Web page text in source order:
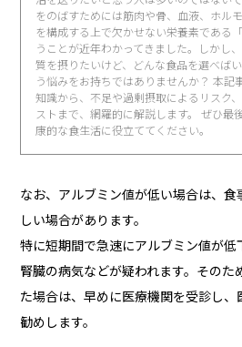
をのばすためには筋肉や骨、血液、ホル
を構成する上で欠かせない栄養素である
うことが近年わかってきました。しかし
質を摂りたいけど、どんな食品を選べば
う悩みをお持ちではありませんか？ 本記
知識から、不足や過剰摂取によるリスク
ストまで、網羅的に解説します。 ぜひ最
康的な食生活に役立ててください。
なお、アルブミン値が低い場合は、
しい場合があります。
特に短期間で急速にアルブミン値が低
腎臓の病気などが疑われます。そのた
た場合は、早めに医療機関を受診し
勧めします。